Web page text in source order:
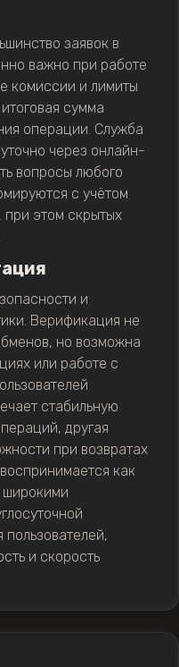
заявок в
важно при работе
комиссии и лимиты
сумма
операции. Служба
через онлайн-
вопросы любого
с учётом
этом скрытых
и
Верификация не
но возможна
или работе с
стабильную
другая
при возвратах
как
широкими
и скорость